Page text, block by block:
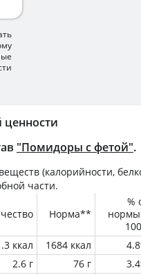
"Помидоры с фетой".
(калорийности,
части.
Норма**
%
ккал 1684 ккал
2.6 г 76 г